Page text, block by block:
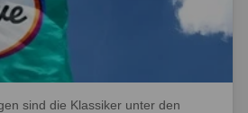
sind die Klassiker unter den